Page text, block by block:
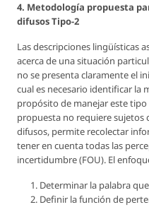
4. Metodología propuesta
difusos Tipo-2
Las descripciones lingüísticas
acerca de una situación
no se presenta claramente el
cual es necesario identificar la
propósito de manejar este
propuesta no requiere
difusos, permite recolectar
tener en cuenta todas las
incertidumbre (FOU). El
Determinar la palabra
Definir la función de